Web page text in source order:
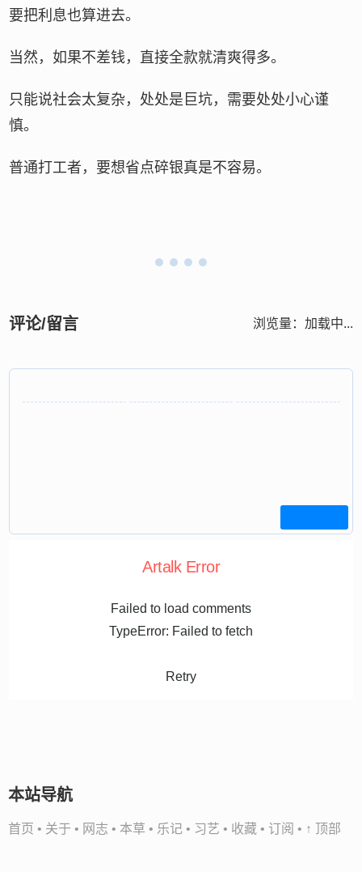
要把利息也算进去。
当然，如果不差钱，直接全款就清爽得多。
只能说社会太复杂，处处是巨坑，需要处处小心谨
慎。
普通打工者，要想省点碎银真是不容易。
评论/留言 浏览量： 加载中...
Artalk Error
Failed to load comments
TypeError: Failed to fetch
Retry
本站导航
首页 • 关于 • 网志 • 本草 • 乐记 • 习艺 • 收藏 • 订阅 • ↑ 顶部